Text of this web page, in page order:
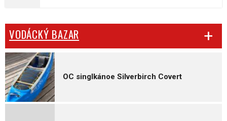
VODÁCKÝ BAZAR
OC singlkánoe Silverbirch Covert